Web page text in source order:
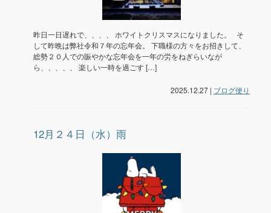
昨日一日遅れで、、、、 ホワイトクリスマスになりました。 そ
して昨晩は弊社令和７年の忘年会。 下職様の方々をお招きして、
総勢２０人での賑やかな忘年会を一年の労をねぎらいなが
ら、、、、、 楽しい一時を過ごす […]
2025.12.27 | ブログ便り
12月２４日（水）雨